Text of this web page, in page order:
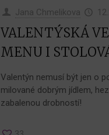
Jana Chmelikova
VALENTÝSKÁ
MENU I
Valentýn nemusí být jen o
milované dobrým jídlem,
zabalenou drobností!